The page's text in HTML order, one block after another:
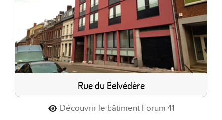
Rue du Belvédère
Découvrir le bâtiment Forum 41